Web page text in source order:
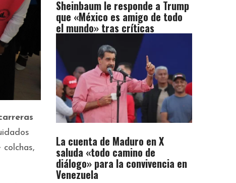
Sheinbaum le responde a Trump
que «México es amigo de todo
el mundo» tras críticas
La cuenta de Maduro en X
saluda «todo camino de
diálogo» para la convivencia en
Venezuela